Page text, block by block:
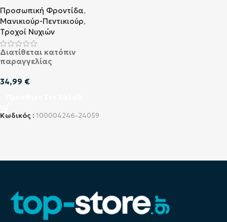
35000rpm με Πεντάλ 35W
Προσωπική Φροντίδα,
Μανικιούρ-Πεντικιούρ,
Τροχοί Νυχιών
Διατίθεται κατόπιν
παραγγελίας
34,99 €
Κωδικός : 100004246-24059